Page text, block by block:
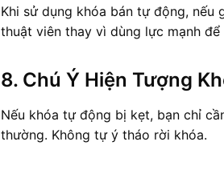
Khi sử dụng khóa bán tự động,
thuật viên thay vì dùng lực mạnh để
8. Chú Ý Hiện Tượng
Nếu khóa tự động bị kẹt, bạn chỉ
thường. Không tự ý tháo rời khóa.